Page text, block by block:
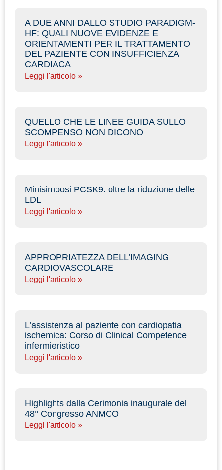
A DUE ANNI DALLO STUDIO PARADIGM-
HF: QUALI NUOVE EVIDENZE E
ORIENTAMENTI PER IL TRATTAMENTO
DEL PAZIENTE CON INSUFFICIENZA
CARDIACA
Leggi l'articolo »
QUELLO CHE LE LINEE GUIDA SULLO
SCOMPENSO NON DICONO
Leggi l'articolo »
Minisimposi PCSK9: oltre la riduzione delle
LDL
Leggi l'articolo »
APPROPRIATEZZA DELL’IMAGING
CARDIOVASCOLARE
Leggi l'articolo »
L’assistenza al paziente con cardiopatia
ischemica: Corso di Clinical Competence
infermieristico
Leggi l'articolo »
Highlights dalla Cerimonia inaugurale del
48° Congresso ANMCO
Leggi l'articolo »